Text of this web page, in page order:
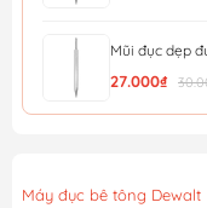
Mũi đục dẹp
27.000₫
Máy đục bê tông Dewalt